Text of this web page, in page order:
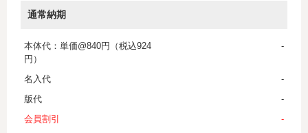
通常納期
本体代：単価@840円（税込924
円）
-
名入代
-
版代
-
会員割引
-